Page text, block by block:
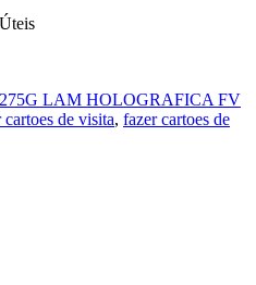
LAM HOLOGRAFICA FV
cartoes de visita, fazer cartoes de